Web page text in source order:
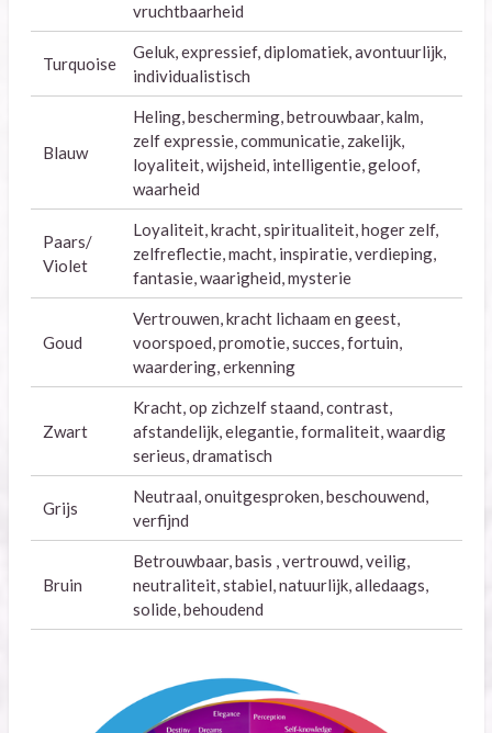
vruchtbaarheid
Turquoise
Geluk, expressief, diplomatiek, avontuurlijk,
individualistisch
Blauw
Heling, bescherming, betrouwbaar, kalm,
zelf expressie, communicatie, zakelijk,
loyaliteit, wijsheid, intelligentie, geloof,
waarheid
Paars/
Violet
Loyaliteit, kracht, spiritualiteit, hoger zelf,
zelfreflectie, macht, inspiratie, verdieping,
fantasie, waarigheid, mysterie
Goud
Vertrouwen, kracht lichaam en geest,
voorspoed, promotie, succes, fortuin,
waardering, erkenning
Zwart
Kracht, op zichzelf staand, contrast,
afstandelijk, elegantie, formaliteit, waardig
serieus, dramatisch
Grijs
Neutraal, onuitgesproken, beschouwend,
verfijnd
Bruin
Betrouwbaar, basis , vertrouwd, veilig,
neutraliteit, stabiel, natuurlijk, alledaags,
solide, behoudend